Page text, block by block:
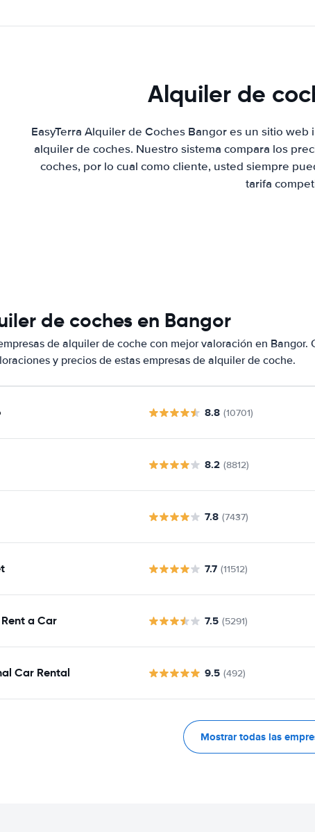
Alquiler de
EasyTerra Alquiler de Coches Bangor es un sitio
alquiler de coches. Nuestro sistema compara los
coches, por lo cual como cliente, usted siempre
tarifa
de coches en Bangor
de alquiler de coche con mejor valoración en Bangor.
y precios de estas empresas de alquiler de coche.
8.8 (10701)
8.2 (8812)
7.8 (7437)
7.7 (11512)
a Car 7.5 (5291)
Car Rental 9.5 (492)
Mostrar todas las